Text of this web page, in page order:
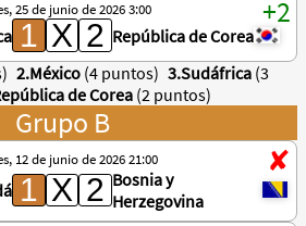
25 de junio de 2026 3:00
República de Corea
2.México (4 puntos) 3.Sudáfrica (3
de Corea (2 puntos)
Grupo B
12 de junio de 2026 21:00
Bosnia y
Herzegovina